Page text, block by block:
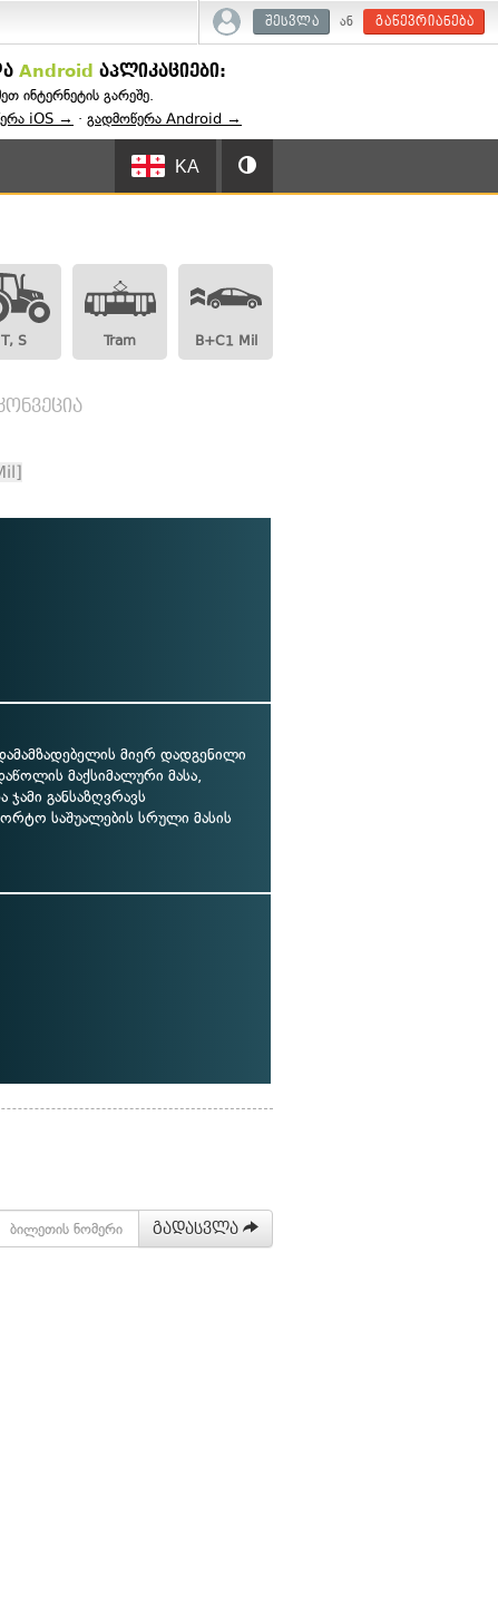
შესვლა ან გაწევრიანება
Android აპლიკაციები:
ინტერნეტის გარეშე.
iOS → · გადმოწერა Android →
KA
T, S Tram B+C1 Mil
მიერ დადგენილი
მაქსიმალური მასა,
განსაზღვრავს
საშუალების სრული მასის
გადასვლა